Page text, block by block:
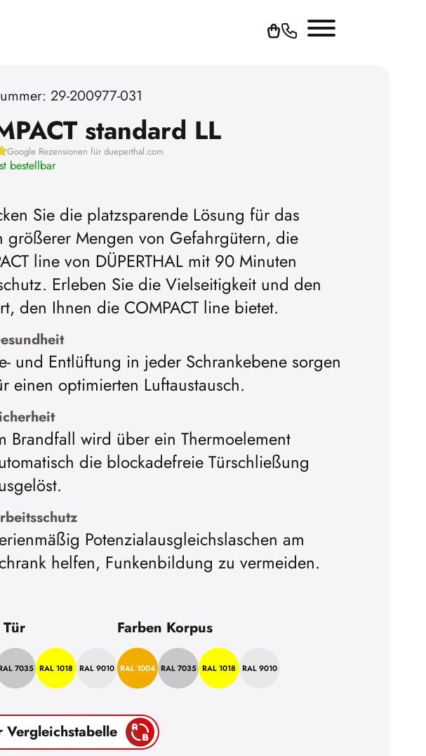
29-200977-031
standard LL
Google Rezensionen für dueperthal.com
bestellbar
Sie die platzsparende Lösung für das
größerer Mengen von Gefahrgütern, die
line von DÜPERTHAL mit 90 Minuten
Erleben Sie die Vielseitigkeit und den
den Ihnen die COMPACT line bietet.
und Entlüftung in jeder Schrankebene sorgen
einen optimierten Luftaustausch.
Brandfall wird über ein Thermoelement
die blockadefreie Türschließung
Potenzialausgleichslaschen am
helfen, Funkenbildung zu vermeiden.
Tür
7035 RAL 1018 RAL 9010
Farben Korpus
RAL 1004 RAL 7035 RAL 1018 RAL 9010
Vergleichstabelle